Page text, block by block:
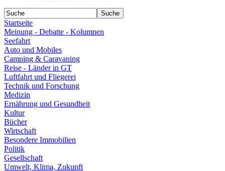
Startseite
Meinung - Debatte - Kolumnen
Seefahrt
Auto und Mobiles
Camping & Caravaning
Reise - Länder in GT
Luftfahrt und Fliegerei
Technik und Forschung
Medizin
Ernährung und Gesundheit
Kultur
Bücher
Wirtschaft
Besondere Immobilien
Politik
Gesellschaft
Umwelt, Klima, Zukunft